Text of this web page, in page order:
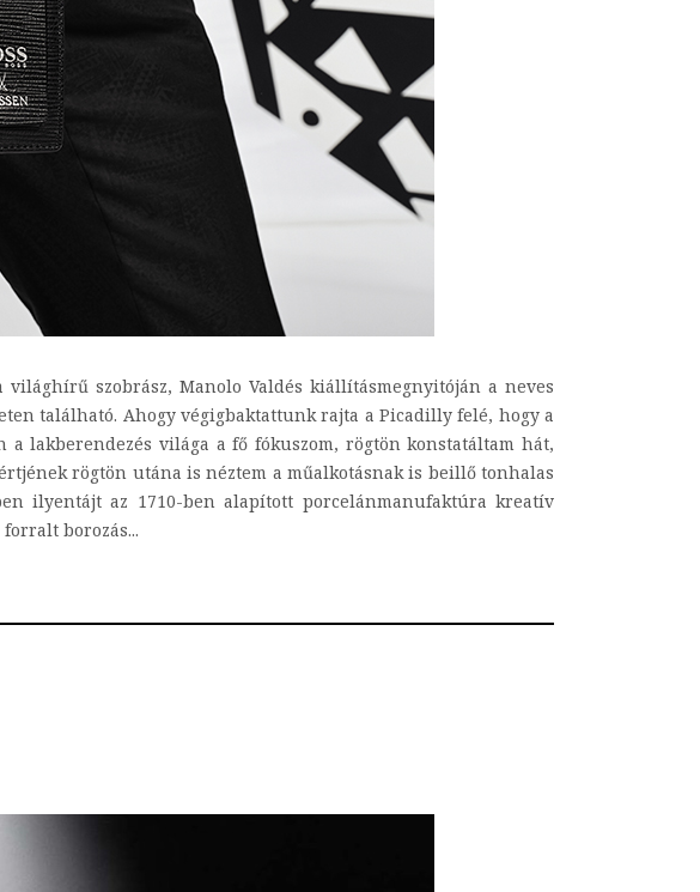
szobrász, Manolo Valdés kiállításmegnyitóján a neves
található. Ahogy végigbaktattunk rajta a Picadilly felé, hogy a
a lakberendezés világa a fő fókuszom, rögtön konstatáltam hát,
rögtön utána is néztem a műalkotásnak is beillő tonhalas
ilyentájt az 1710-ben alapított porcelánmanufaktúra kreatív
borozás...